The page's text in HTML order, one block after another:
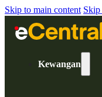
Skip to main content
Kewangan